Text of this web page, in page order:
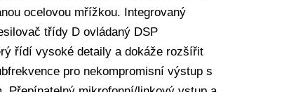
ocelovou mřížkou. Integrovaný
třídy D ovládaný DSP
řídí vysoké detaily a dokáže rozšířit
pro nekompromisní výstup s